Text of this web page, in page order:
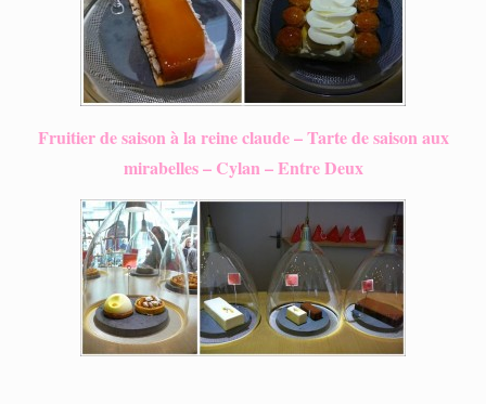
Fruitier de saison à la reine claude – Tarte de saison aux
mirabelles – Cylan – Entre Deux